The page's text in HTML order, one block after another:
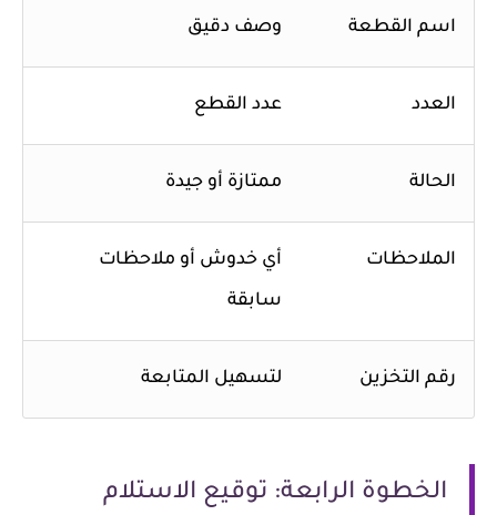
اسم القطعة وصف دقيق
العدد عدد القطع
الحالة ممتازة أو جيدة
الملاحظات أي خدوش أو ملاحظات
سابقة
رقم التخزين لتسهيل المتابعة
الخطوة الرابعة: توقيع الاستلام